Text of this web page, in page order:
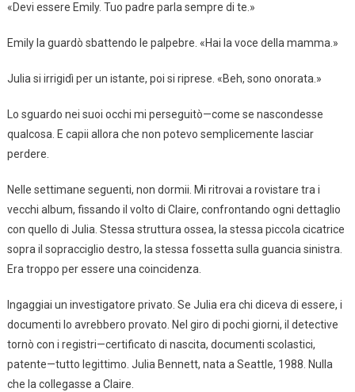
«Devi essere Emily. Tuo padre parla sempre di te.»
Emily la guardò sbattendo le palpebre. «Hai la voce della mamma.»
Julia si irrigidì per un istante, poi si riprese. «Beh, sono onorata.»
Lo sguardo nei suoi occhi mi perseguitò—come se nascondesse
qualcosa. E capii allora che non potevo semplicemente lasciar
perdere.
Nelle settimane seguenti, non dormii. Mi ritrovai a rovistare tra i
vecchi album, fissando il volto di Claire, confrontando ogni dettaglio
con quello di Julia. Stessa struttura ossea, la stessa piccola cicatrice
sopra il sopracciglio destro, la stessa fossetta sulla guancia sinistra.
Era troppo per essere una coincidenza.
Ingaggiai un investigatore privato. Se Julia era chi diceva di essere, i
documenti lo avrebbero provato. Nel giro di pochi giorni, il detective
tornò con i registri—certificato di nascita, documenti scolastici,
patente—tutto legittimo. Julia Bennett, nata a Seattle, 1988. Nulla
che la collegasse a Claire.